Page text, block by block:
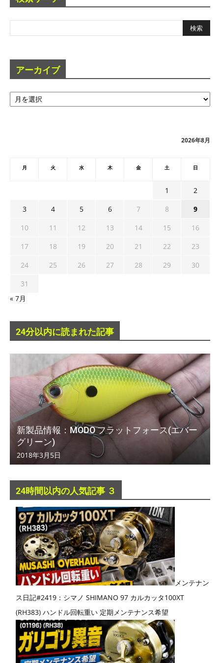
アーカイブ
ア
ー
2026年8月
月 火 水 木 金 土 日
1
2
3
4 5 6 7 8
9
10
11 12 13 14 15
16
17
18 19 20 21 22
23
24
25 26 27 28 29
30
31
« 7月
24分以内に読まれた記事
新製品情報：MODO フラットフォース(エバー
グリーン)
2018年3月5日
24時間以内の人気記事 ３
メンテナン
ス日記#2419：シマノ SHIMANO 97 カルカッタ100XT
(RH383) ハンドル回転重い 定期メンテナンス希望